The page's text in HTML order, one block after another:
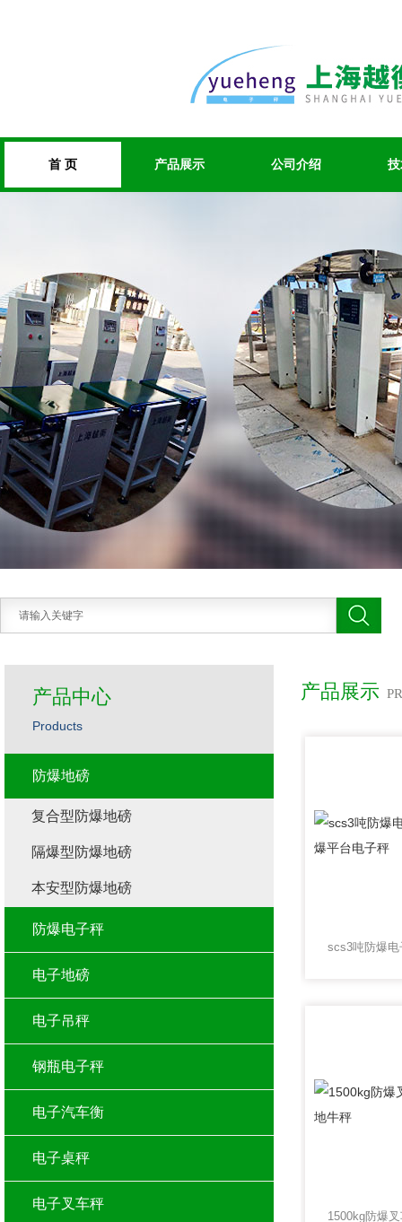
首 页 产品展示 公司介绍
产品展示
产品中心
Products
防爆地磅
复合型防爆地磅
隔爆型防爆地磅
本安型防爆地磅
防爆电子秤
电子地磅
电子吊秤
钢瓶电子秤
电子汽车衡
电子桌秤
电子叉车秤